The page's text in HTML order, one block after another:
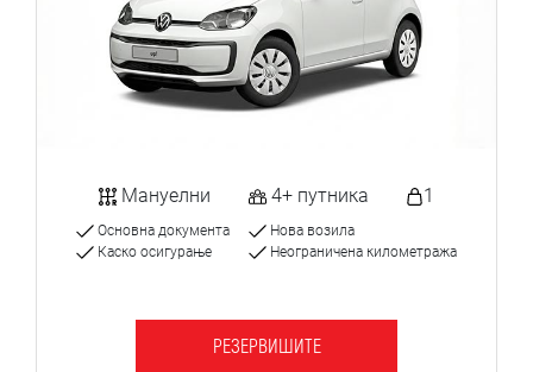
Мануелни 4+ путника 1
Основна документа
Каско осигурање
Нова возила
Неограничена километража
РЕЗЕРВИШИТЕ